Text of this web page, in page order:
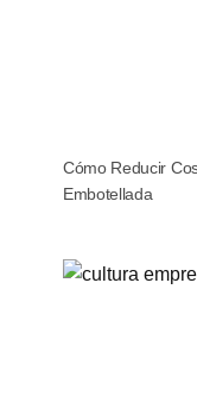
Cómo Reducir
Embotellada